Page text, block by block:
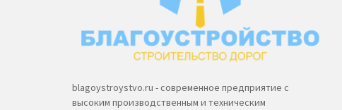
blagoystroystvo.ru - современное предприятие с
высоким производственным и техническим